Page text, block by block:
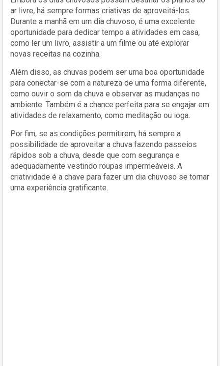
ar livre, há sempre formas criativas de aproveitá-los.
Durante a manhã em um dia chuvoso, é uma excelente
oportunidade para dedicar tempo a atividades em casa,
como ler um livro, assistir a um filme ou até explorar
novas receitas na cozinha.
Além disso, as chuvas podem ser uma boa oportunidade
para conectar-se com a natureza de uma forma diferente,
como ouvir o som da chuva e observar as mudanças no
ambiente. Também é a chance perfeita para se engajar em
atividades de relaxamento, como meditação ou ioga.
Por fim, se as condições permitirem, há sempre a
possibilidade de aproveitar a chuva fazendo passeios
rápidos sob a chuva, desde que com segurança e
adequadamente vestindo roupas impermeáveis. A
criatividade é a chave para fazer um dia chuvoso se tornar
uma experiência gratificante.